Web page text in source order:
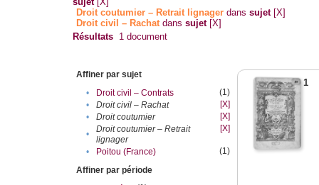
Droit coutumier – Retrait lignager danssujet [X]
Droit civil – Rachatdanssujet [X]
Résultats 1 document
Affiner par sujet
•
Droit civil – Contrats
(1)
•
Droit civil – Rachat
[X]
•
Droit coutumier
[X]
•
Droit coutumier – Retrait
lignager
[X]
• Poitou (France)
(1)
Affiner par période
1